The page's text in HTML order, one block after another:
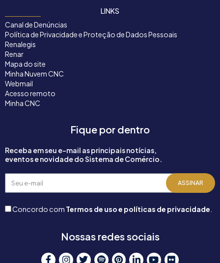
LINKS
Canal de Denúncias
Política de Privacidade e Proteção de Dados Pessoais
Renalegis
Renar
Mapa do site
Minha Nuvem CNC
Webmail
Acesso remoto
Minha CNC
Fique por dentro
Receba em seu e-mail as principais notícias,
eventos e novidade do Sistema de Comércio.
Seu
e-
ASSINAR
Concordo com Termos de uso e políticas de privacidade
Nossas redes sociais
F I T S P L Y F